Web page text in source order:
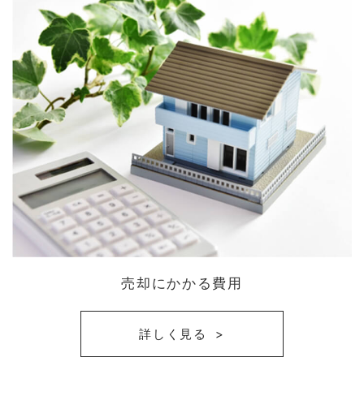
売却にかかる費用
詳しく見る